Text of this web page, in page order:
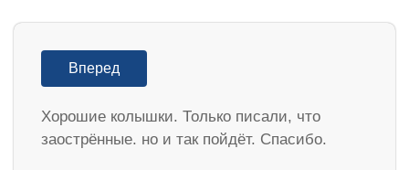
Вперед
Хорошие колышки. Только писали, что
заострённые. но и так пойдёт. Спасибо.